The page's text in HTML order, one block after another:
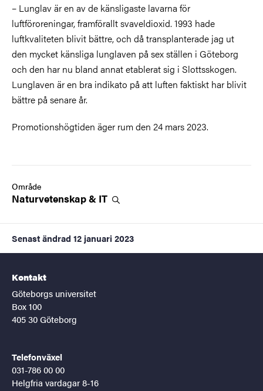
– Lunglav är en av de känsligaste lavarna för
luftföroreningar, framförallt svaveldioxid. 1993 hade
luftkvaliteten blivit bättre, och då transplanterade jag ut
den mycket känsliga lunglaven på sex ställen i Göteborg
och den har nu bland annat etablerat sig i Slottsskogen.
Lunglaven är en bra indikato på att luften faktiskt har blivit
bättre på senare år.
Promotionshögtiden äger rum den 24 mars 2023.
Område
Naturvetenskap & IT
Senast ändrad 12 januari 2023
Kontakt
Göteborgs universitet
Box 100
405 30 Göteborg
Telefonväxel
031-786 00 00
Helgfria vardagar 8-16